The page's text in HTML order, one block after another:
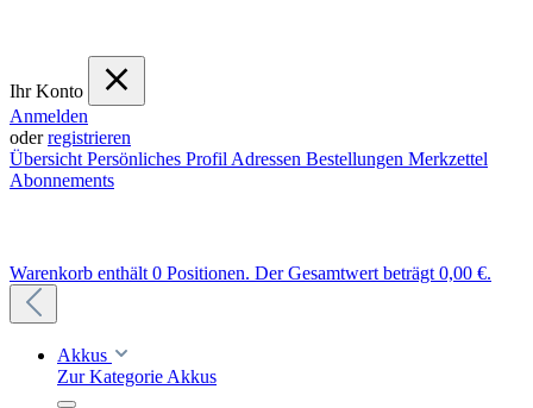
Ihr Konto
Anmelden
oderregistrieren
Übersicht Persönliches Profil Adressen Bestellungen Merkzettel
Abonnements
Warenkorb enthält 0 Positionen. Der Gesamtwert beträgt 0,00 €.
Akkus
Zur Kategorie Akkus